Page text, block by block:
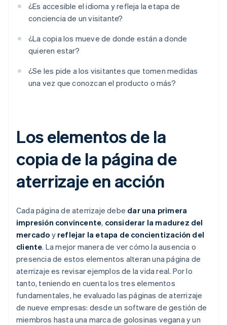
¿Es accesible el idioma y refleja la etapa de
conciencia de un visitante?
¿La copia los mueve de donde están a donde
quieren estar?
¿Se les pide a los visitantes que tomen medidas
una vez que conozcan el producto o más?
Los elementos de la
copia de la página de
aterrizaje en acción
Cada página de aterrizaje debe dar una primera
impresión convincente, considerar la madurez del
mercado y reflejar la etapa de concientización del
cliente. La mejor manera de ver cómo la ausencia o
presencia de estos elementos alteran una página de
aterrizaje es revisar ejemplos de la vida real. Por lo
tanto, teniendo en cuenta los tres elementos
fundamentales, he evaluado las páginas de aterrizaje
de nueve empresas: desde un software de gestión de
miembros hasta una marca de golosinas vegana y un